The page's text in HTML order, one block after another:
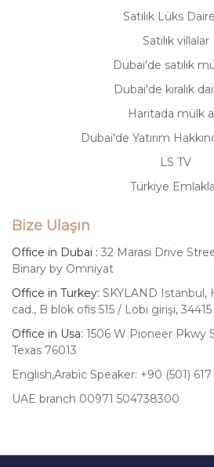
Satılık Lüks
Satılık villalar
Dubai'de satılık
Dubai'de kiralık
Haritada mülk
Dubai'de Yatırım
LS TV
Türkiye
Bize Ulaşın
Office in Dubai : 32 Marasi Drive
Binary by Omniyat
Office in Turkey: SKYLAND Istanbul,
cad., B blok ofis 515 / Lobi girişi,
Office in Usa: 1506 W Pioneer Pkwy
Texas 76013
English,Arabic Speaker: +90 (501)
UAE branch 00971 504738300